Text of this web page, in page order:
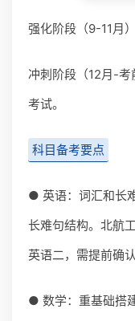
强化阶段（9-11月
冲刺阶段（12月-
考试。
科目备考要点
● 英语：词汇和长
长难句结构。北航
英语二，需提前确
● 数学：重基础搭